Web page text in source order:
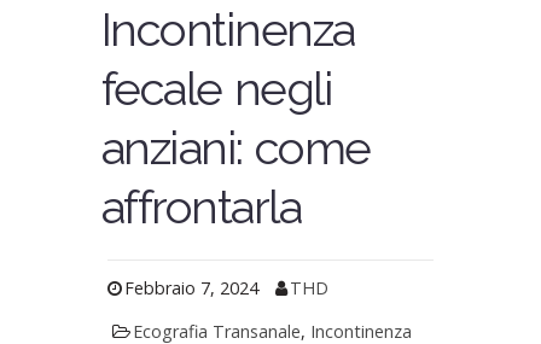
Incontinenza
fecale negli
anziani: come
affrontarla
Febbraio 7, 2024
THD
Ecografia Transanale, Incontinenza